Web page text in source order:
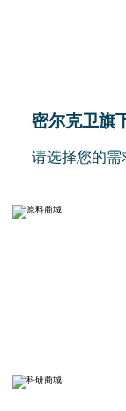
密尔克卫旗
请选择您的需